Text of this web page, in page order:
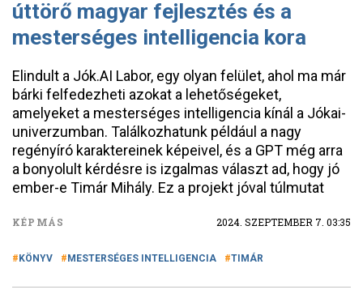
úttörő magyar fejlesztés és a
mesterséges intelligencia kora
Elindult a Jók.AI Labor, egy olyan felület, ahol ma már
bárki felfedezheti azokat a lehetőségeket,
amelyeket a mesterséges intelligencia kínál a Jókai-
univerzumban. Találkozhatunk például a nagy
regényíró karaktereinek képeivel, és a GPT még arra
a bonyolult kérdésre is izgalmas választ ad, hogy jó
ember-e Timár Mihály. Ez a projekt jóval túlmutat
KÉPMÁS 2024. SZEPTEMBER 7. 03:35
KÖNYV MESTERSÉGES INTELLIGENCIA TIMÁR